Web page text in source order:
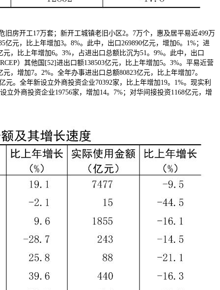
房开工17万套；新开工城镇老旧小区2。7万个，惠及居平易近499万
元，比上年增加3。8%。此中，出口269890亿元，增加6。1%；进
，比上年增加6。3%，占进出口总额比沉为51。9%。此中，出口
）其他国[52]进出口额138503亿元，比上年增加5。3%。平易近营
，增加7。2%。全年办事进出口总额80823亿元，比上年增加7。
元。全年新设立外商投资企业70392家，比上年增加19。1%。现实利
外商投资企业19756家，增加14。7%；对华间接投资1168亿元，增